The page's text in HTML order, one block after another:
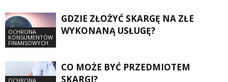
OCHRONA
KONSUMENTÓW
FINANSOWYCH
GDZIE ZŁOŻYĆ SKARGĘ NA ZŁE
WYKONANĄ USŁUGĘ?
OCHRONA
CO MOŻE BYĆ PRZEDMIOTEM
SKARGI?